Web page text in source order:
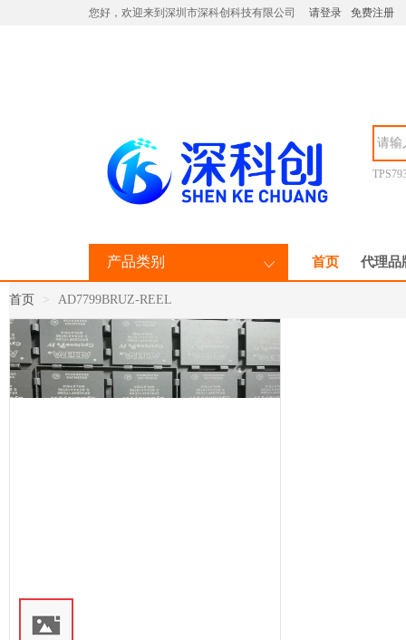
您好，欢迎来到深圳市深科创科技有限公司 请登录 免费注册
产品类别 首页 代理品
首页 AD7799BRUZ-REEL